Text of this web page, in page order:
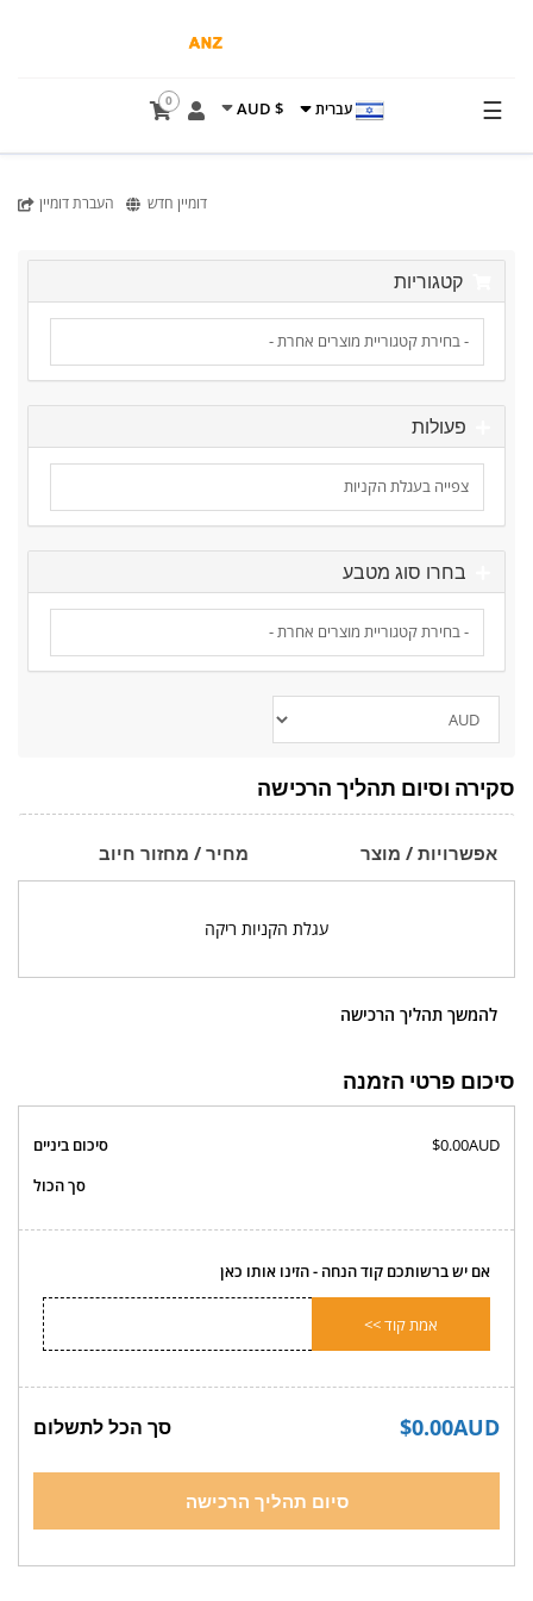
עברית $ AUD
0 ☰
דומיין חדש העברת דומיין
קטגוריות
פעולות
בחרו סוג מטבע
סקירה וסיום תהליך הרכישה
אפשרויות / מוצר מחיר / מחזור חיוב
עגלת הקניות ריקה
להמשך תהליך הרכישה
סיכום פרטי הזמנה
סיכום ביניים
$0.00AUD
סך הכול
אם יש ברשותכם קוד הנחה - הזינו אותו כאן
אמת קוד >>
$0.00AUD סך הכל לתשלום
סיום תהליך הרכישה